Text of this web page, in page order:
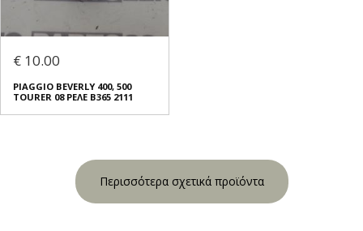
€ 10.00
PIAGGIO BEVERLY 400, 500
TOURER 08 ΡΕΛΕ B365 2111
Περισσότερα σχετικά προϊόντα